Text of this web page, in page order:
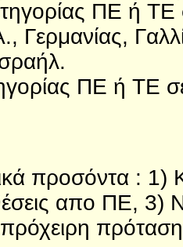
ΠΕ ή
Γερμανίας,
ΠΕ ή ΤΕ
προσόντα :
απο ΠΕ, 3)